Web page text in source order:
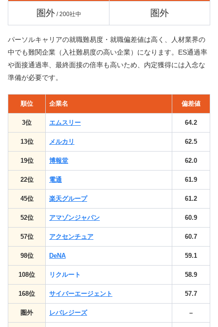
圏外/ 200社中 圏外
パーソルキャリアの就職難易度・就職偏差値は高く、人材業界の
中でも難関企業（入社難易度の高い企業）になります。ES通過率
や面接通過率、最終面接の倍率も高いため、内定獲得には入念な
準備が必要です。
順位 企業名 偏差値
3位 エムスリー 64.2
13位 メルカリ 62.5
19位 博報堂 62.0
22位 電通 61.9
45位 楽天グループ 61.2
52位 アマゾンジャパン 60.9
57位 アクセンチュア 60.7
98位 DeNA 59.1
108位 リクルート 58.9
168位 サイバーエージェント 57.7
圏外 レバレジーズ –